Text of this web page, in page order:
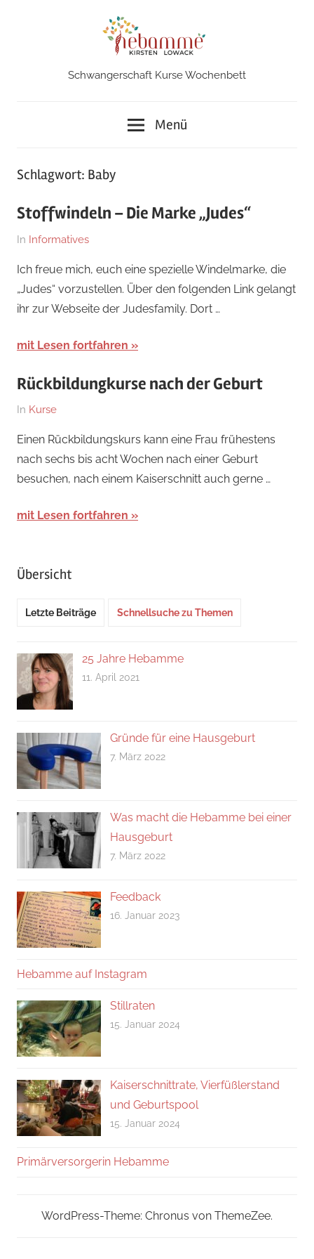
Hebamme
Schwangerschaft Kurse Wochenbett
Menü
Schlagwort: Baby
Stoffwindeln – Die Marke „Judes“
Am
September
2025
Von
In Informatives
Ich freue mich, euch eine spezielle Windelmarke, die
„Judes“ vorzustellen. Über den folgenden Link gelangt
ihr zur Webseite der Judesfamily. Dort …
mit Lesen fortfahren
Rückbildungkurse nach der Geburt
Am
September
2025
Von
In Kurse
Einen Rückbildungskurs kann eine Frau frühestens
nach sechs bis acht Wochen nach einer Geburt
besuchen, nach einem Kaiserschnitt auch gerne …
mit Lesen fortfahren
Übersicht
Letzte Beiträge Schnellsuche zu Themen
25 Jahre Hebamme
11. April 2021
Gründe für eine Hausgeburt
7. März 2022
Was macht die Hebamme bei einer
Hausgeburt
7. März 2022
Feedback
16. Januar 2023
Hebamme auf Instagram
Stillraten
15. Januar 2024
Kaiserschnittrate, Vierfüßlerstand
und Geburtspool
15. Januar 2024
Primärversorgerin Hebamme
WordPress-Theme: Chronus von ThemeZee.